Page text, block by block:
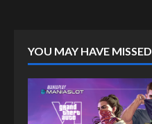
YOU MAY HAVE MISSED